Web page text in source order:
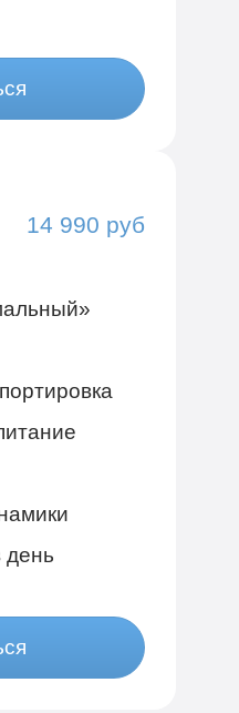
14 990 руб
день